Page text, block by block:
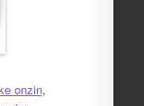
onzin,